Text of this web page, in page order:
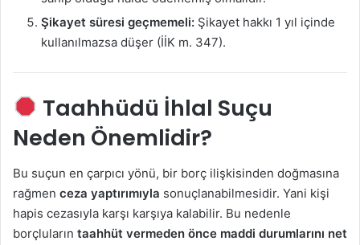
Şikayet süresi geçmemeli: Şikayet hakkı 1 yıl içinde
kullanılmazsa düşer (İİK m. 347).
Taahhüdü İhlal Suçu
Neden Önemlidir?
Bu suçun en çarpıcı yönü, bir borç ilişkisinden doğmasına
rağmen ceza yaptırımıyla sonuçlanabilmesidir. Yani kişi
hapis cezasıyla karşı karşıya kalabilir. Bu nedenle
borçluların taahhüt vermeden önce maddi durumlarını net